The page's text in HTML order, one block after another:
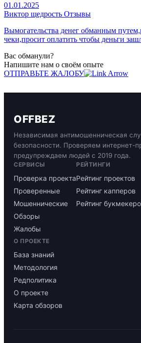
01.01.2025
Виктор щедрость Отзывы
Вымогательства денег обманным
чеки,просит оплатить чтобы деньги
Вас обманули?
Напишите нам о своём опыте
ОТПРАВЬТЕ ЖАЛОБУ
OFFBEZ
Независимая антимошенническая
безопасности. Проверяем интернет-
предупреждаем людей с 2019 года.
СЕРВИСЫ
Проверка проекта
Проверенные
Мошеннические
Обзоры
Жалобы
РЕЙТИНГИ
Рейтинг проектов
Рейтинг капперов
Рейтинг
О ПРОЕКТЕ
База знаний
Методология
Редполитика
О проекте
Карта обзоров